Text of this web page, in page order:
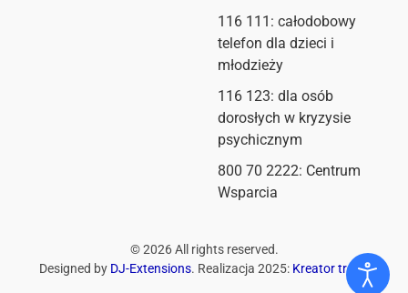
116 111 : całodobowy
telefon dla dzieci i
młodzieży
116 123: dla osób
dorosłych w kryzysie
psychicznym
800 70 2222: Centrum
Wsparcia
©2026All rights reserved.
Designed by DJ-Extensions. Realizacja 2025: Kreator treści